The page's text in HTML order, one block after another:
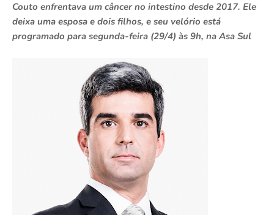
Couto enfrentava um câncer no intestino desde 2017. Ele
deixa uma esposa e dois filhos, e seu velório está
programado para segunda-feira (29/4) às 9h, na Asa Sul